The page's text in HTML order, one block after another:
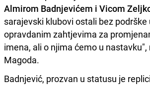
Almirom Badnjevićem i Vicom
sarajevski klubovi ostali bez podrške
opravdanim zahtjevima za
imena, ali o njima ćemo u nastavku",
Magoda.
Badnjević, prozvan u statusu je